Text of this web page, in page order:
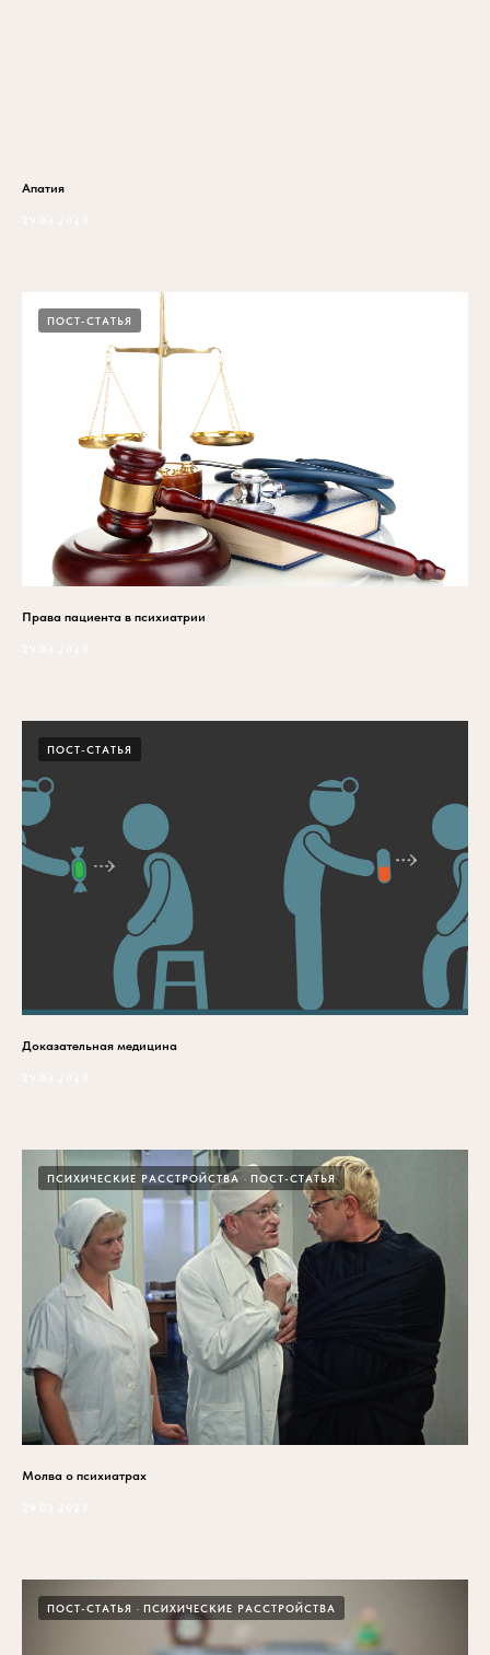
Апатия
ПОСТ-СТАТЬЯ
Права пациента в психиатрии
ПОСТ-СТАТЬЯ
Доказательная медицина
ПСИХИЧЕСКИЕ РАССТРОЙСТВА ПОСТ-СТАТЬЯ
Молва о психиатрах
ПОСТ-СТАТЬЯ ПСИХИЧЕСКИЕ РАССТРОЙСТВА